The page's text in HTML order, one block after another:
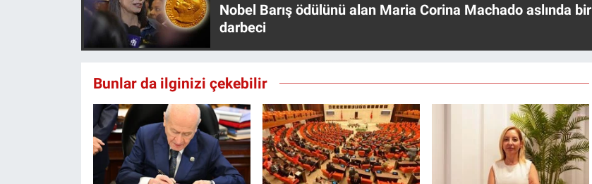
Nobel Barış ödülünü alan Maria Corina Machado aslında bir
darbeci
Bunlar da ilginizi çekebilir